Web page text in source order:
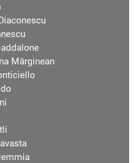
Mărginean